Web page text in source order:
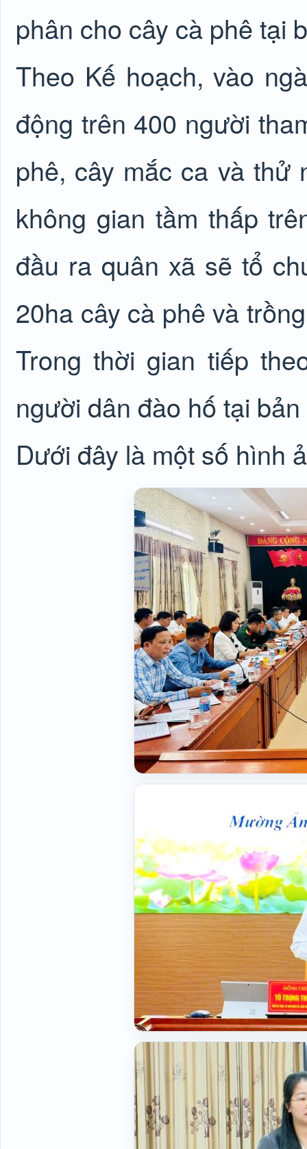
phân cho cây cà phê tại
Theo Kế hoạch, vào
động trên 400 người
phê, cây mắc ca và thử
không gian tầm thấp
đầu ra quân xã sẽ tổ
20ha cây cà phê và
Trong thời gian tiếp
người dân đào hố tại
Dưới đây là một số hình